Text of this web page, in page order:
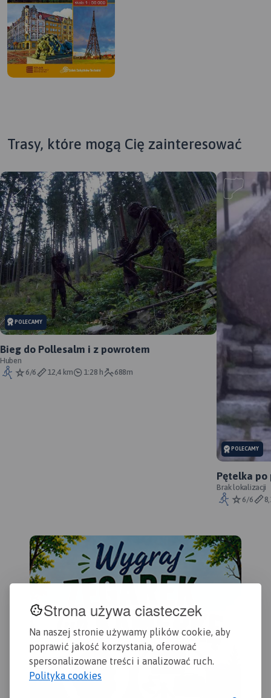
Strona używa ciasteczek
Na naszej stronie używamy plików cookie, aby
poprawić jakość korzystania, oferować
spersonalizowane treści i analizować ruch.
Polityka cookies
MAPA TURYSTYCZNA W
APLIKACJI TRASEO
Trasy, które mogą Cię zainteresować
POLECAMY
Bieg do Pollesalm i z powrotem
Huben
6/6
12,4 km 1:28 h 688m
POLECAMY
Pętelka po
Brak lokalizacji
6/6